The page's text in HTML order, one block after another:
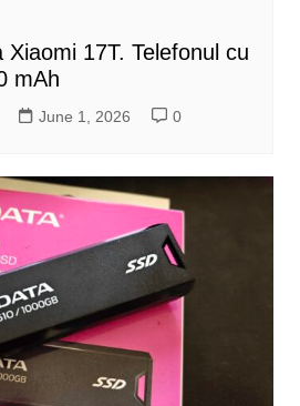
Xiaomi 17T. Telefonul cu
mAh
June 1, 2026 0